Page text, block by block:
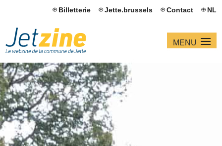
Billetterie Jette.brussels Contact NL